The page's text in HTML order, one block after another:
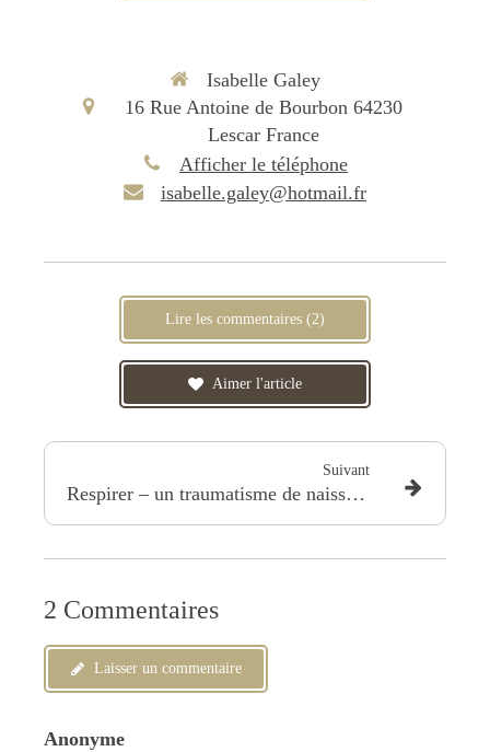
Isabelle Galey
16 Rue Antoine de Bourbon 64230
Lescar France
Afficher le téléphone
isabelle.galey@hotmail.fr
Lire les commentaires (2)
Aimer l'article
Suivant
Respirer – un traumatisme de naissance ou Pourquoi apprendre à respirer ?
2 Commentaires
Laisser un commentaire
Anonyme